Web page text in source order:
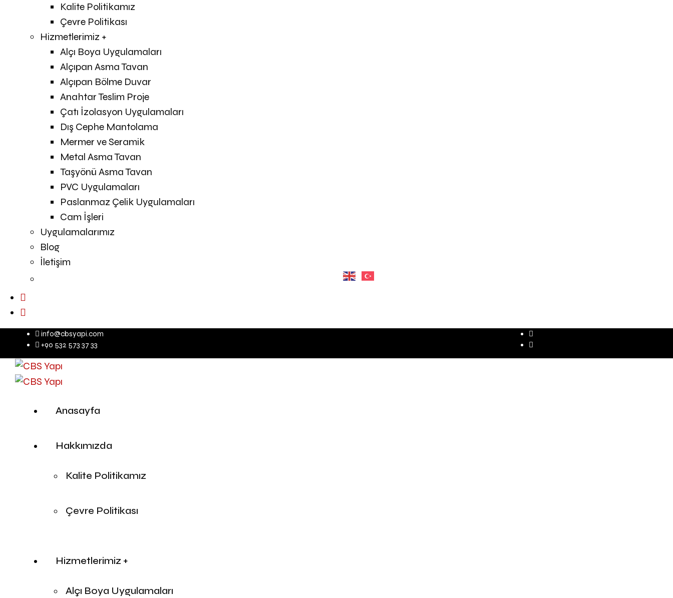
Kalite Politikamız
Çevre Politikası
Hizmetlerimiz +
Alçı Boya Uygulamaları
Alçıpan Asma Tavan
Alçıpan Bölme Duvar
Anahtar Teslim Proje
Çatı İzolasyon Uygulamaları
Dış Cephe Mantolama
Mermer ve Seramik
Metal Asma Tavan
Taşyönü Asma Tavan
PVC Uygulamaları
Paslanmaz Çelik Uygulamaları
Cam İşleri
Uygulamalarımız
Blog
İletişim
info@cbsyapi.com
+90 532 573 37 33
Anasayfa
Hakkımızda
Kalite Politikamız
Çevre Politikası
Hizmetlerimiz +
Alçı Boya Uygulamaları